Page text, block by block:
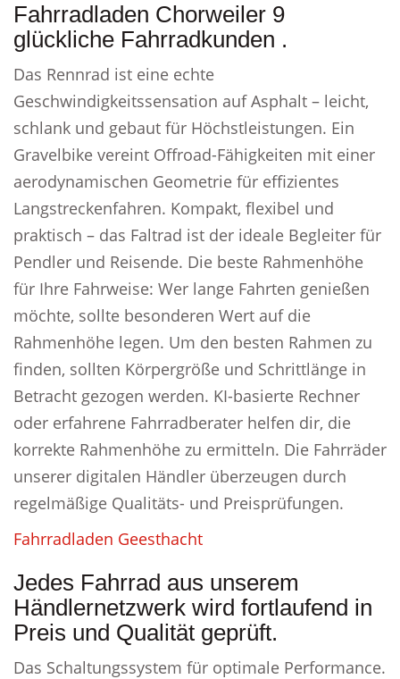
Fahrradladen Chorweiler 9
glückliche Fahrradkunden .
Das Rennrad ist eine echte
Geschwindigkeitssensation auf Asphalt – leicht,
schlank und gebaut für Höchstleistungen. Ein
Gravelbike vereint Offroad-Fähigkeiten mit einer
aerodynamischen Geometrie für effizientes
Langstreckenfahren. Kompakt, flexibel und
praktisch – das Faltrad ist der ideale Begleiter für
Pendler und Reisende. Die beste Rahmenhöhe
für Ihre Fahrweise: Wer lange Fahrten genießen
möchte, sollte besonderen Wert auf die
Rahmenhöhe legen. Um den besten Rahmen zu
finden, sollten Körpergröße und Schrittlänge in
Betracht gezogen werden. KI-basierte Rechner
oder erfahrene Fahrradberater helfen dir, die
korrekte Rahmenhöhe zu ermitteln. Die Fahrräder
unserer digitalen Händler überzeugen durch
regelmäßige Qualitäts- und Preisprüfungen.
Fahrradladen Geesthacht
Jedes Fahrrad aus unserem
Händlernetzwerk wird fortlaufend in
Preis und Qualität geprüft.
Das Schaltungssystem für optimale Performance.